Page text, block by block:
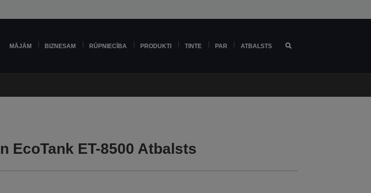
MĀJĀM BIZNESAM RŪPNIECĪBA PRODUKTI TINTE PAR ATBALSTS
EcoTank ET-8500 Atbalsts